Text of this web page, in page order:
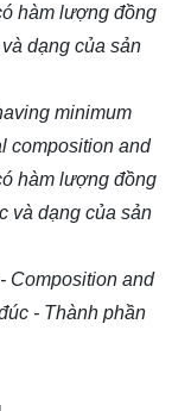
hàm lượng đồng
dạng của sản
minimum
composition and
hàm lượng đồng
và dạng của sản
Composition and
- Thành phần